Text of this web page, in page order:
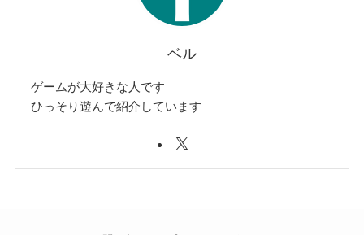
ベル
ゲームが大好きな人です
ひっそり遊んで紹介しています